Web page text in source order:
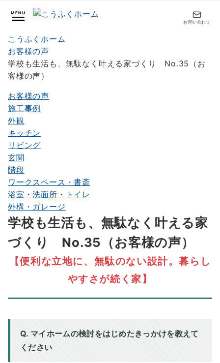
MENU
お問い合わせ
こうふくホーム
お客様の声
学校も生活も、無駄なく叶える家づくり No.35（お
客様の声）
お客様の声
施工事例
外観
キッチン
リビング
玄関
階段
ワークスペース・書斎
浴室・洗面所・トイレ
外構・ガレージ
学校も生活も、無駄なく叶える家
づくり No.35（お客様の声）
【便利な立地に、無駄のない設計。暮らし
やすさが続く家】
Q. マイホームの検討をはじめたきっかけを教えて
ください